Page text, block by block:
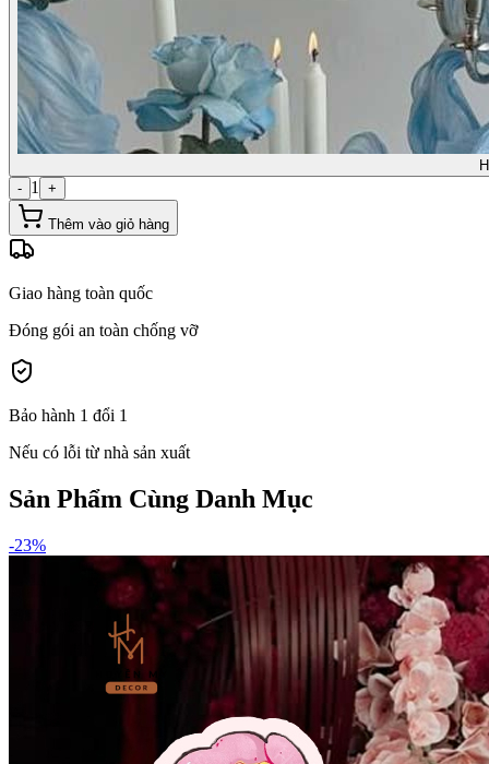
- 1 +
Thêm vào giỏ hàng
Giao hàng toàn quốc
Đóng gói an toàn chống vỡ
Bảo hành 1 đổi 1
Nếu có lỗi từ nhà sản xuất
Sản Phẩm Cùng Danh Mục
-23%